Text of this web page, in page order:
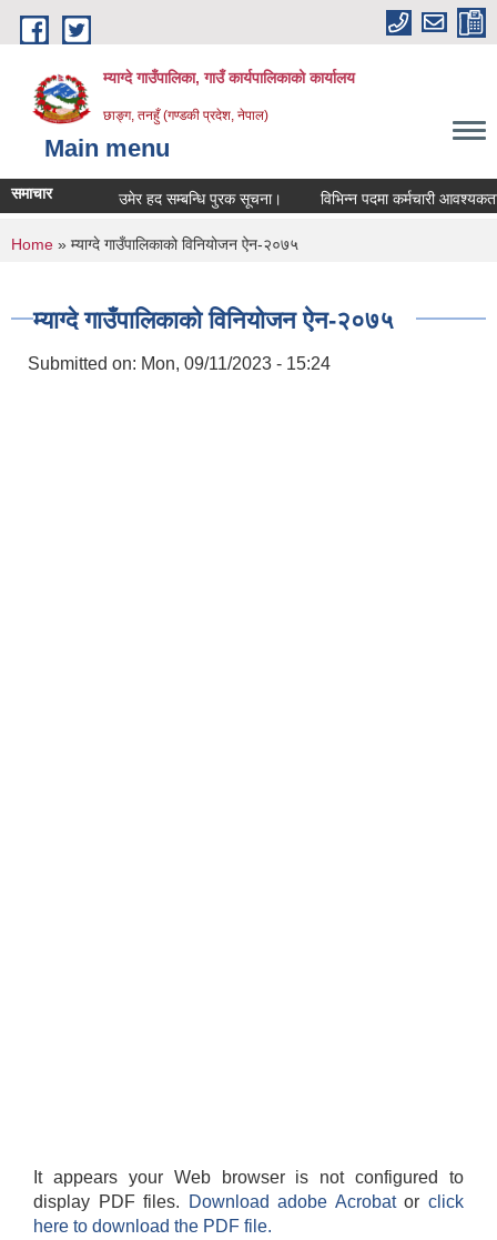
Skip to main content
म्याग्दे गाउँपालिका, गाउँ कार्यपालिकाको कार्यालय
छाङ्ग, तनहुँ (गण्डकी प्रदेश, नेपाल)
Main menu
समाचार उमेर हद सम्बन्धि पुरक सूचना। विभिन्न पदमा कर्मचारी आवश्यकता
You are here
Home » म्याग्दे गाउँपालिकाको विनियोजन ऐन-२०७५
म्याग्दे गाउँपालिकाको विनियोजन ऐन-२०७५
Submitted on: Mon, 09/11/2023 - 15:24
It appears your Web browser is not configured to
display PDF files.
Download adobe Acrobatorclick
here to download the PDF file.